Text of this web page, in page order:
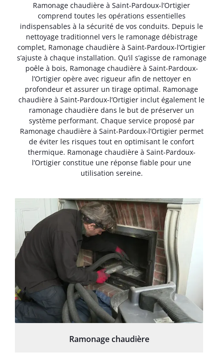
Ramonage chaudière à Saint-Pardoux-l’Ortigier
comprend toutes les opérations essentielles
indispensables à la sécurité de vos conduits. Depuis le
nettoyage traditionnel vers le ramonage débistrage
complet, Ramonage chaudière à Saint-Pardoux-l’Ortigier
s’ajuste à chaque installation. Qu’il s’agisse de ramonage
poêle à bois, Ramonage chaudière à Saint-Pardoux-
l’Ortigier opère avec rigueur afin de nettoyer en
profondeur et assurer un tirage optimal. Ramonage
chaudière à Saint-Pardoux-l’Ortigier inclut également le
ramonage chaudière dans le but de préserver un
système performant. Chaque service proposé par
Ramonage chaudière à Saint-Pardoux-l’Ortigier permet
de éviter les risques tout en optimisant le confort
thermique. Ramonage chaudière à Saint-Pardoux-
l’Ortigier constitue une réponse fiable pour une
utilisation sereine.
Ramonage chaudière